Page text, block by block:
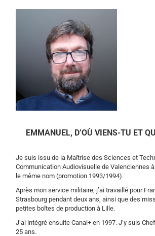
EMMANUEL, D’OÙ VIENS-TU ET
Je suis issu de la Maîtrise des Sciences et
Communication Audiovisuelle de Valenciennes
le même nom (promotion 1993/1994).
Après mon service militaire, j’ai travaillé pour
Strasbourg pendant deux ans, ainsi que des
petites boîtes de production à Lille.
J’ai intégré ensuite Canal+ en 1997. J’y suis
25 ans.